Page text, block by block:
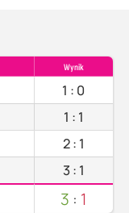
Wynik
1 : 0
1 : 1
2: 1
3: 1
3 : 1